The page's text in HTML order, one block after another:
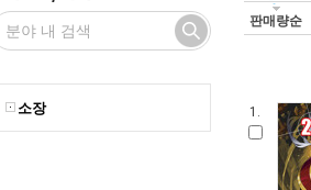
소장
판매량순
1.